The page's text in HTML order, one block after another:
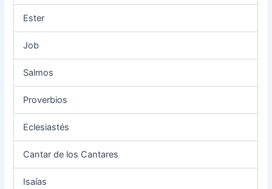
Ester
Job
Salmos
Proverbios
Eclesiastés
Cantar de los Cantares
Isaías